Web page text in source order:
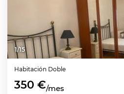
1/15
Habitación Doble
350 €/mes